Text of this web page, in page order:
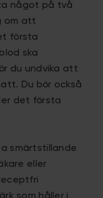
något på två
om att
första
ska
du undvika att
Du bör också
det första
smärtstillande
eller